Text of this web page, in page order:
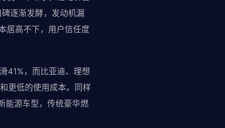
逐渐发酵，发动机漏
居高不下，用户信任度
41%，而比亚迪、理想
更低的使用成本。同样
能源车型，传统豪华燃